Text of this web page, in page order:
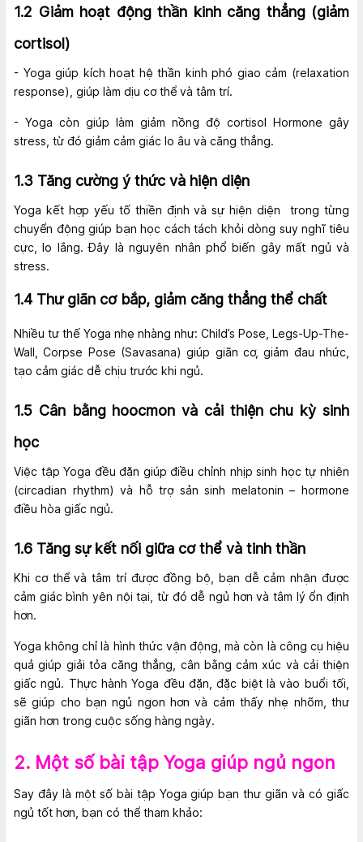
1.2 Giảm hoạt động thần kinh căng thẳng (giảm
cortisol)
- Yoga giúp kích hoạt hệ thần kinh phó giao cảm (relaxation
response), giúp làm dịu cơ thể và tâm trí.
- Yoga còn giúp làm giảm nồng độ cortisol Hormone gây
stress, từ đó giảm cảm giác lo âu và căng thẳng.
1.3 Tăng cường ý thức và hiện diện
Yoga kết hợp yếu tố thiền định và sự hiện diện trong từng
chuyển động giúp bạn học cách tách khỏi dòng suy nghĩ tiêu
cực, lo lắng. Đây là nguyên nhân phổ biến gây mất ngủ và
stress.
1.4 Thư giãn cơ bắp, giảm căng thẳng thể chất
Nhiều tư thế Yoga nhẹ nhàng như: Child’s Pose, Legs-Up-The-
Wall, Corpse Pose (Savasana) giúp giãn cơ, giảm đau nhức,
tạo cảm giác dễ chịu trước khi ngủ.
1.5 Cân bằng hoocmon và cải thiện chu kỳ sinh
học
Việc tập Yoga đều đặn giúp điều chỉnh nhịp sinh học tự nhiên
(circadian rhythm) và hỗ trợ sản sinh melatonin – hormone
điều hòa giấc ngủ.
1.6 Tăng sự kết nối giữa cơ thể và tinh thần
Khi cơ thể và tâm trí được đồng bộ, bạn dễ cảm nhận được
cảm giác bình yên nội tại, từ đó dễ ngủ hơn và tâm lý ổn định
hơn.
Yoga không chỉ là hình thức vận động, mà còn là công cụ hiệu
quả giúp giải tỏa căng thẳng, cân bằng cảm xúc và cải thiện
giấc ngủ. Thực hành Yoga đều đặn, đặc biệt là vào buổi tối,
sẽ giúp cho bạn ngủ ngon hơn và cảm thấy nhẹ nhõm, thư
giãn hơn trong cuộc sống hàng ngày.
2. Một số bài tập Yoga giúp ngủ ngon
Say đây là một số bài tập Yoga giúp bạn thư giãn và có giấc
ngủ tốt hơn, bạn có thể tham khảo: